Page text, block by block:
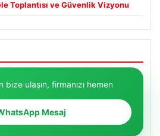
Toplantısı ve Güvenlik Vizyonu
ulaşın, firmanızı hemen
Mesaj